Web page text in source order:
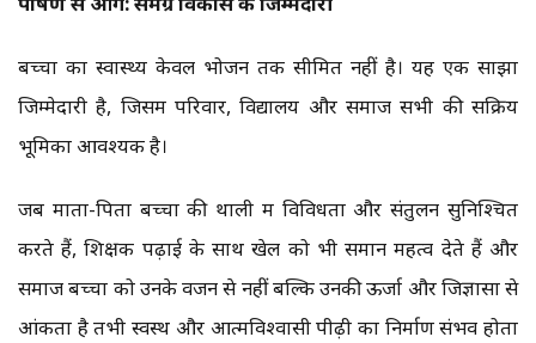
बच्चों का स्वास्थ्य केवल भोजन तक सीमित नहीं है। यह एक साझा
जिम्मेदारी है, जिसमें परिवार, विद्यालय और समाज सभी की सक्रिय
भूमिका आवश्यक है।
जब माता-पिता बच्चों की थाली में विविधता और संतुलन सुनिश्चित
करते हैं, शिक्षक पढ़ाई के साथ खेल को भी समान महत्व देते हैं और
समाज बच्चों को उनके वजन से नहीं बल्कि उनकी ऊर्जा और जिज्ञासा से
आंकता है तभी स्वस्थ और आत्मविश्वासी पीढ़ी का निर्माण संभव होता